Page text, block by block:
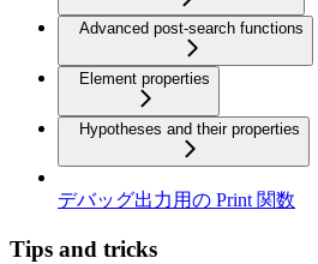
Advanced post-search functions
Element properties
Hypotheses and their properties
デバッグ出力用の Print 関数
Tips and tricks